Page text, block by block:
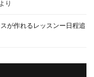
より
が作れるレッスンー日程追